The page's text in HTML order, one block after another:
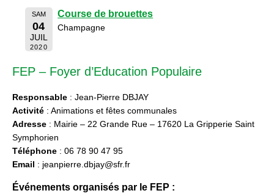
SAM
04
JUIL
2020
Course de brouettes
Champagne
FEP – Foyer d’Education Populaire
Responsable : Jean-Pierre DBJAY
Activité : Animations et fêtes communales
Adresse : Mairie – 22 Grande Rue – 17620 La Gripperie Saint
Symphorien
Téléphone : 06 78 90 47 95
Email : jeanpierre.dbjay@sfr.fr
Événements organisés par le FEP :